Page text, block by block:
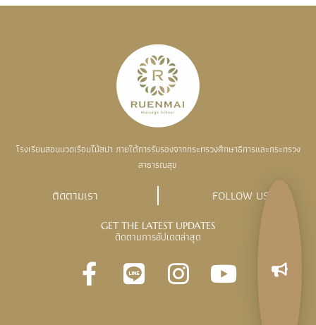
โรงเรียนสอนนวดเรือนไม้สปา ภายใต้การรับรองจากกระทรวงศึกษาธิการและกระทรวง
สาธารณสุข
ติดตามเรา FOLLOW US
GET THE LATEST UPDATES
ติดตามการอัปเดตล่าสุด